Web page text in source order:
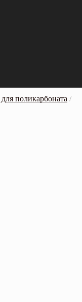
поликарбоната /